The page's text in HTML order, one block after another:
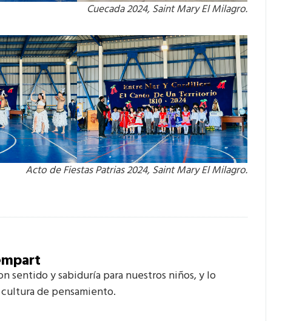
Cuecada 2024, Saint Mary El Milagro.
Acto de Fiestas Patrias 2024, Saint Mary El Milagro.
sentido y sabiduría para nuestros niños, y lo
de pensamiento.